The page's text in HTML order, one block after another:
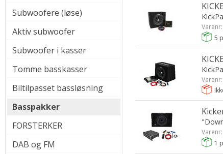
Subwoofere (løse)
Aktiv subwoofer
Subwoofer i kasser
Tomme basskasser
Biltilpasset bassløsning
Basspakker
FORSTERKER
DAB og FM
Varenr:
5
Varenr:
Varenr:
1